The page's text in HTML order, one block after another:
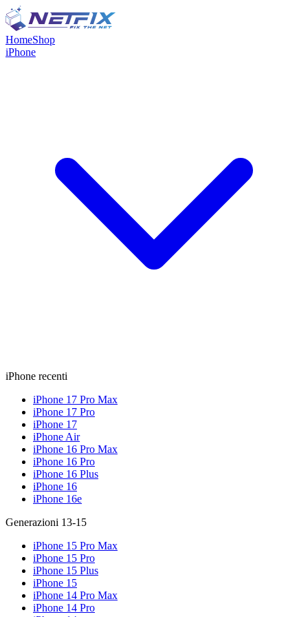
HomeShop
iPhone
iPhone recenti
iPhone 17 Pro Max
iPhone 17 Pro
iPhone 17
iPhone Air
iPhone 16 Pro Max
iPhone 16 Pro
iPhone 16 Plus
iPhone 16
iPhone 16e
Generazioni 13-15
iPhone 15 Pro Max
iPhone 15 Pro
iPhone 15 Plus
iPhone 15
iPhone 14 Pro Max
iPhone 14 Pro